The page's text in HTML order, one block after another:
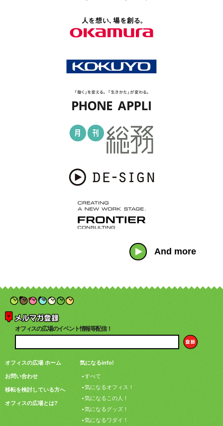
And more
オフィスの広場のイベント情報等配信！
オフィスの広場 ホーム
お問い合わせ
移転を検討している方へ
オフィスの広場とは?
気になるinfo!
すべて
気になるオフィス！
気になるこの人！
気になるグッズ！
気になるワダイ！